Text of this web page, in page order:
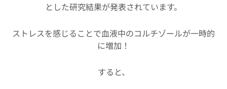
とした研究結果が発表されています。
ストレスを感じることで血液中のコルチゾールが一時的
に増加！
すると、